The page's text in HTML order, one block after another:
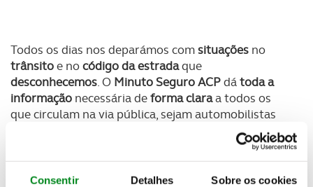
Consentir Detalhes Sobre os cookies
Todos os dias nos deparámos comsituações no
trânsitoe nocódigo da estradaque
desconhecemos. O Minuto Seguro ACPdátoda a
informação necessária deforma claraa todos os
que circulam na via pública, sejam automobilistas
veículos elétricos
penalidades
por circular na faixa do meio, as regras paracircular
nas rotundas
e ainda tudo o que precisa de saber